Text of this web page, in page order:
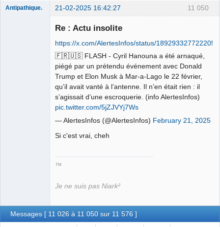
11 050
Antipathique. 21-02-2025 16:42:27
Re : Actu insolite
https://x.com/AlertesInfos/status/
🇫🇷🇺🇸 FLASH - Cyril Hanouna a été arnaqué,
piégé par un prétendu événement avec Donald
Trump et Elon Musk à Mar-a-Lago le 22 février,
qu’il avait vanté à l’antenne. Il n’en était rien : il
s’agissait d’une escroquerie. (info AlertesInfos)
pic.twitter.com/5jZJVYj7Ws
— AlertesInfos (@AlertesInfos) February 21, 2025
Si c'est vrai, cheh
™
Je ne suis pas Niark²
Messages [ 11 026 à 11 050 sur 11 576 ]